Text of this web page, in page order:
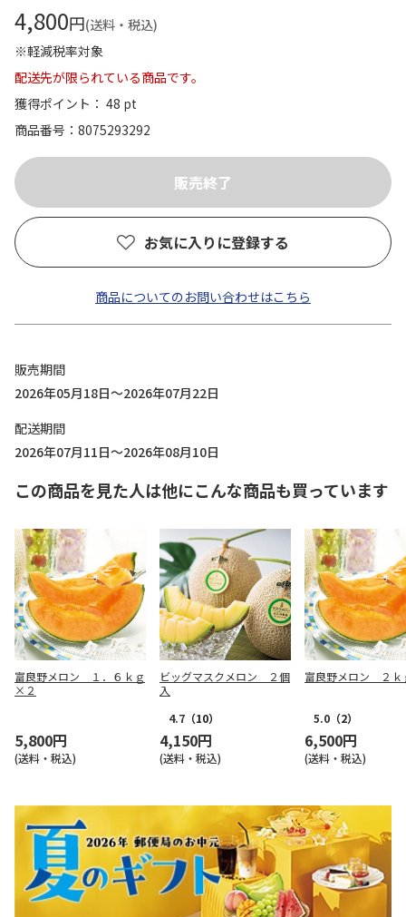
4,800円(送料・税込)
※軽減税率対象
配送先が限られている商品です。
獲得ポイント： 48 pt
商品番号
8075293292
お気に入りに登録する
商品についてのお問い合わせはこちら
販売期間
2026年05月18日～2026年07月22日
配送期間
2026年07月11日～2026年08月10日
この商品を見た人は他にこんな商品も買っています
富良野メロン １．６ｋｇ
×２
5,800円
(送料・税込)
ビッグマスクメロン ２個
入
4.7 （10）
4,150円
(送料・税込)
富良野メロン ２
5.0 （2）
6,500円
(送料・税込)